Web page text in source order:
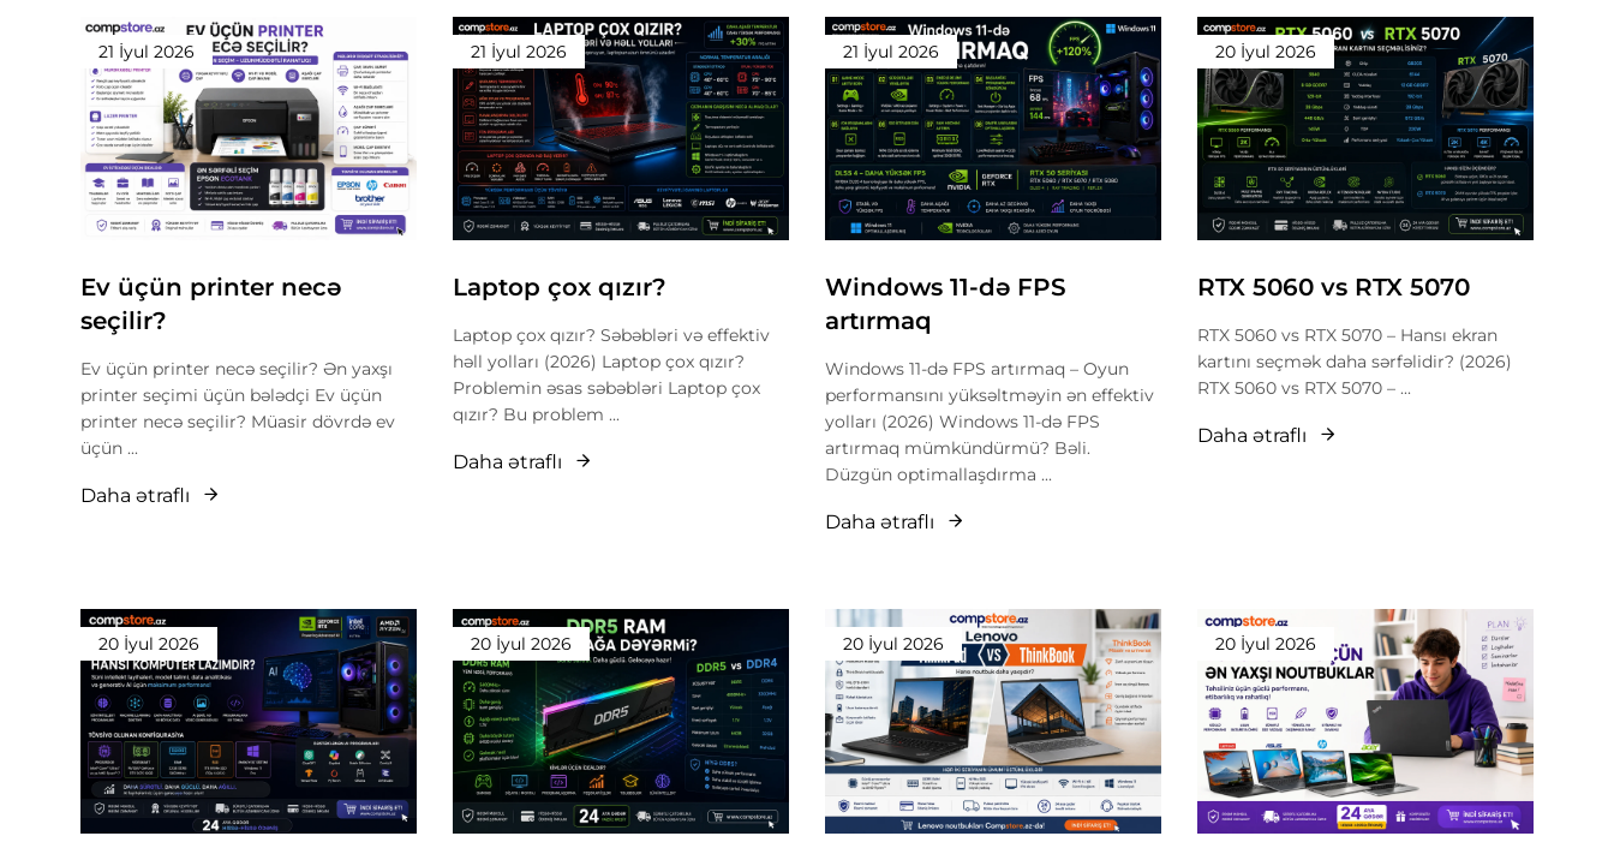
21 İyul 2026
Ev üçün printer necə
seçilir?
Ev üçün printer necə seçilir? Ən yaxşı
printer seçimi üçün bələdçi Ev üçün
printer necə seçilir? Müasir dövrdə ev
üçün ...
Daha ətraflı
21 İyul 2026
Laptop çox qızır?
Laptop çox qızır? Səbəbləri və effektiv
həll yolları (2026) Laptop çox qızır?
Problemin əsas səbəbləri Laptop çox
qızır? Bu problem ...
Daha ətraflı
21 İyul 2026
Windows 11-də FPS
artırmaq
Windows 11-də FPS artırmaq – Oyun
performansını yüksəltməyin ən effektiv
yolları (2026) Windows 11-də FPS
artırmaq mümkündürmü? Bəli.
Düzgün optimallaşdırma ...
Daha ətraflı
20 İyul 2026
RTX 5060 vs RTX 5070
RTX 5060 vs RTX 5070 – Hansı ekran
kartını seçmək daha sərfəlidir? (2026)
RTX 5060 vs RTX 5070 – ...
Daha ətraflı
20 İyul 2026 20 İyul 2026 20 İyul 2026 20 İyul 2026